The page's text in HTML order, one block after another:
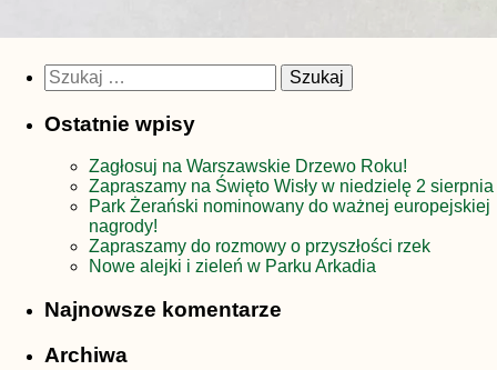
Szukaj:
Ostatnie wpisy
Zagłosuj na Warszawskie Drzewo Roku!
Zapraszamy na Święto Wisły w niedzielę 2 sierpnia
Park Żerański nominowany do ważnej europejskiej
nagrody!
Zapraszamy do rozmowy o przyszłości rzek
Nowe alejki i zieleń w Parku Arkadia
Najnowsze komentarze
Archiwa